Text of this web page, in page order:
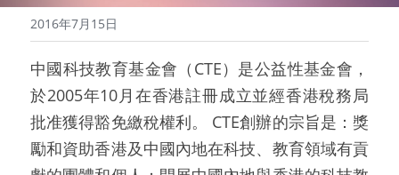
本會章程
助學計劃
入學禮券
聯繫我們
網路無障礙聲明
2016年7月15日
中國科技教育基金會（CTE）是公益性基金會，
於2005年10月在香港註冊成立並經香港稅務局
批准獲得豁免繳稅權利。 CTE創辦的宗旨是：獎
勵和資助香港及中國內地在科技、教育領域有貢